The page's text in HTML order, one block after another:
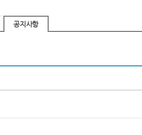
공지사항